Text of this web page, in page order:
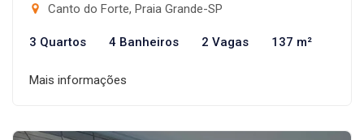
Canto do Forte, Praia Grande-SP
3 Quartos 4 Banheiros 2 Vagas 137 m²
Mais informações